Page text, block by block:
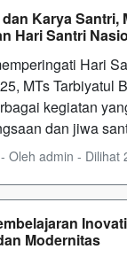
Karya Santri,
Hari Santri
Hari
MTs Tarbiyatul
kegiatan
dan jiwa
Oleh admin - Dilihat
Modernitas